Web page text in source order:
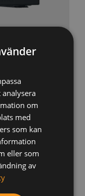
om
med
som kan
eller som
av